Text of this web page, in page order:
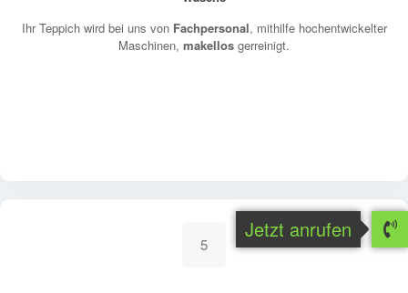
Ihr Teppich wird bei uns von Fachpersonal, mithilfe hochentwickelter
Maschinen, makellos gerreinigt.
5
Jetzt anrufen